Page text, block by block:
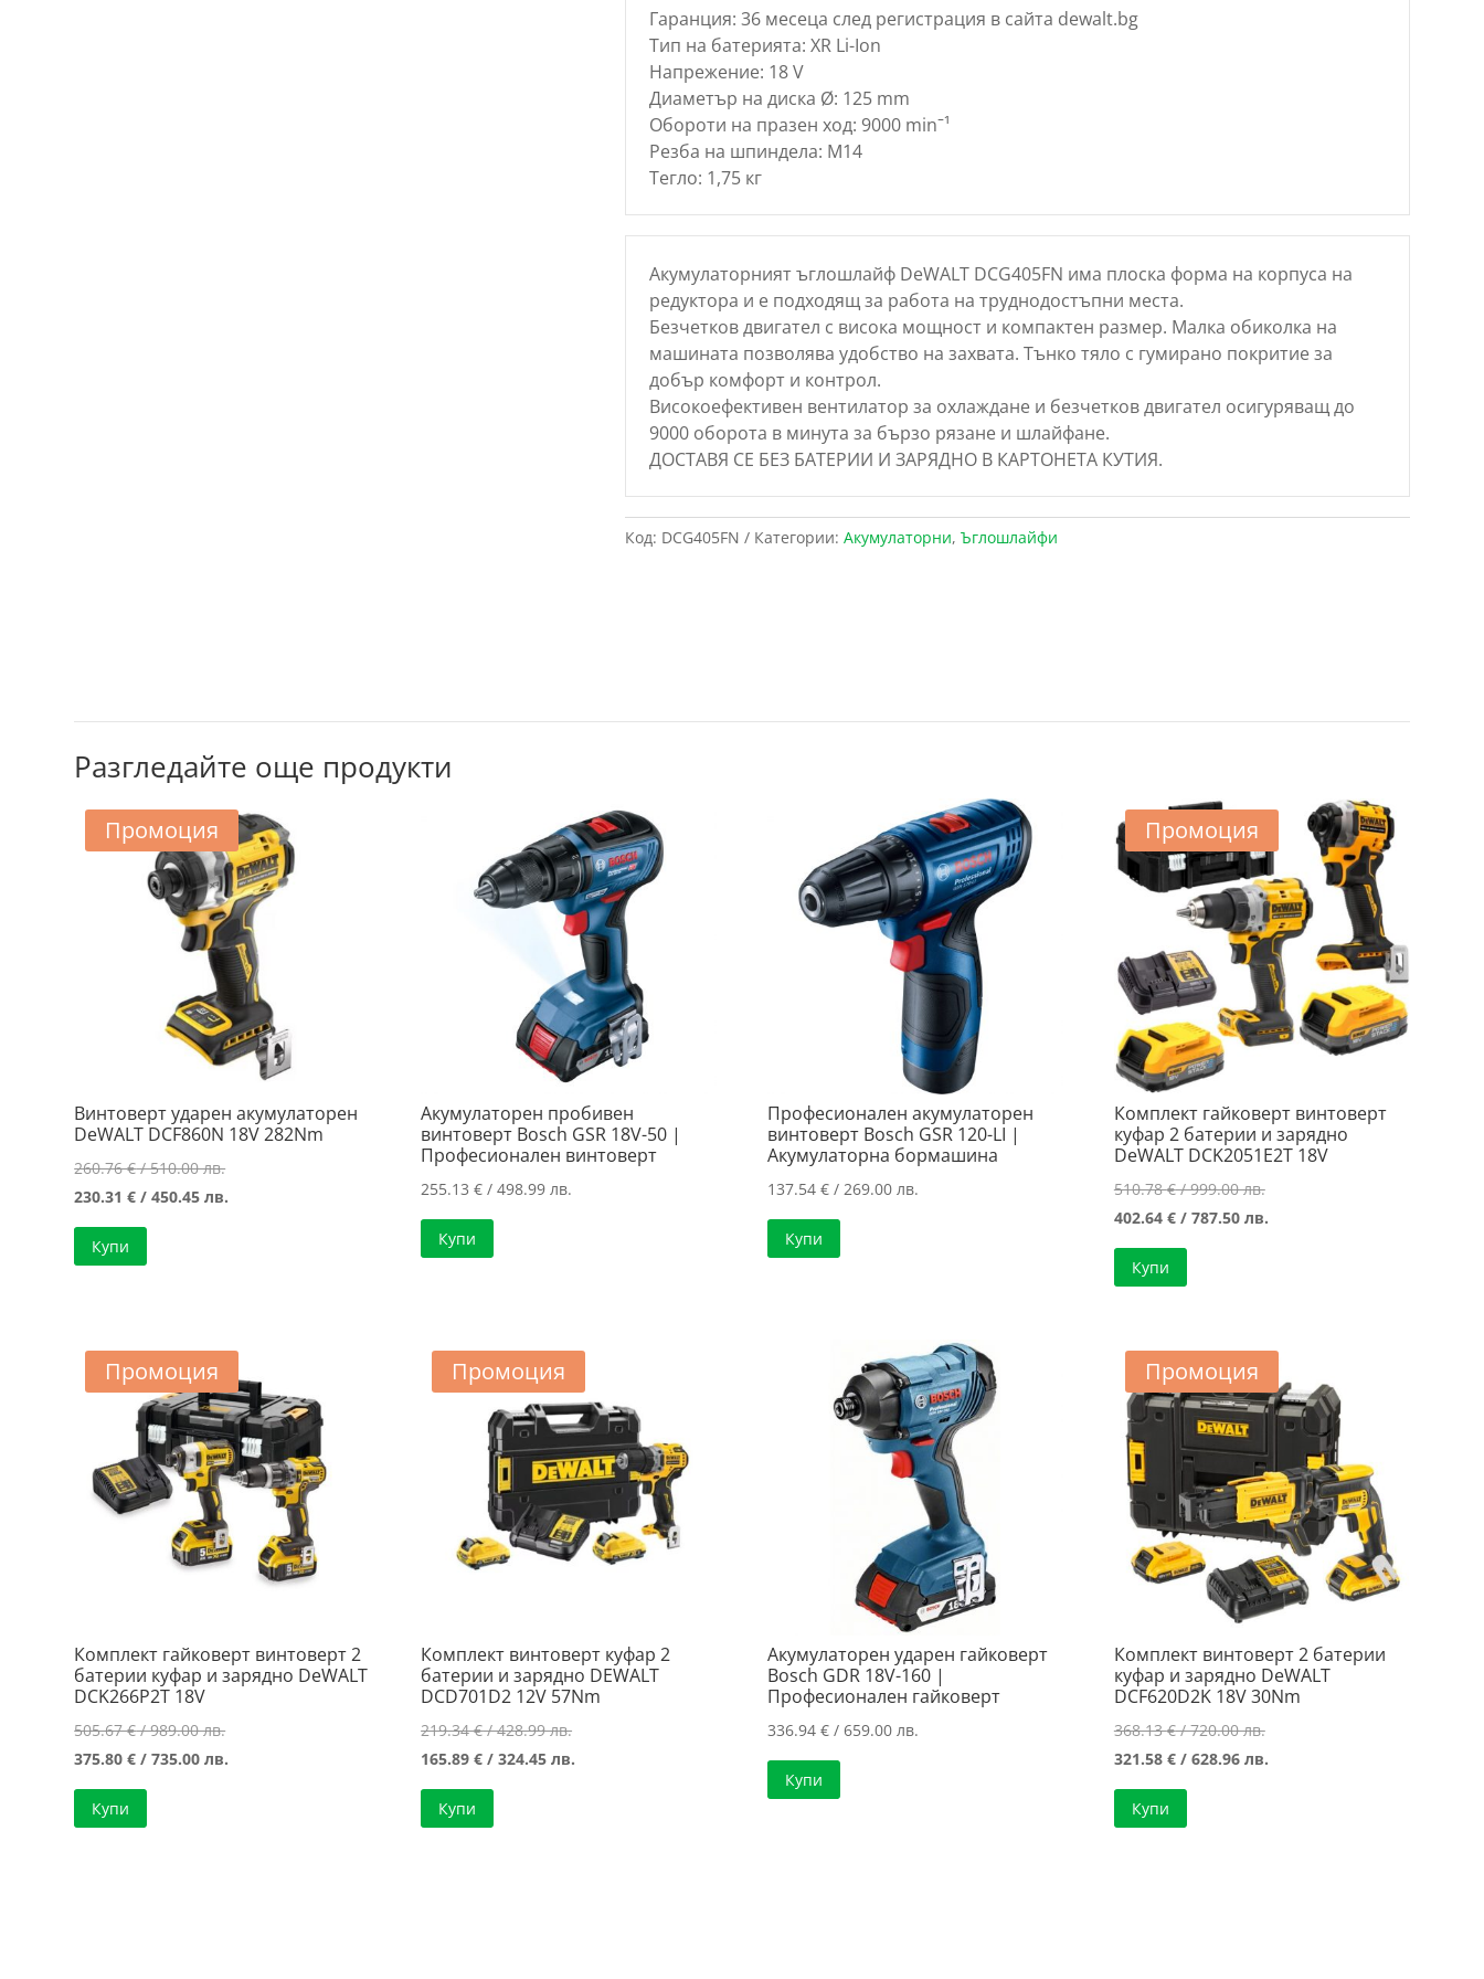
Гаранция: 36 месеца след регистрация в сайта dewalt.bg
Тип на батерията: XR Li-Ion
Напрежение: 18 V
Диаметър на диска Ø: 125 mm
Обороти на празен ход: 9000 minˉ¹
Резба на шпиндела: М14
Тегло: 1,75 кг
Акумулаторният ъглошлайф DeWALT DCG405FN има плоска форма на корпуса на
редуктора и е подходящ за работа на труднодостъпни места.
Безчетков двигател с висока мощност и компактен размер. Малка обиколка на
машината позволява удобство на захвата. Тънко тяло с гумирано покритие за
добър комфорт и контрол.
Високоефективен вентилатор за охлаждане и безчетков двигател осигуряващ до
9000 оборота в минута за бързо рязане и шлайфане.
ДОСТАВЯ СЕ БЕЗ БАТЕРИИ И ЗАРЯДНО В КАРТОНЕТА КУТИЯ.
Код: DCG405FN Категории: Акумулаторни, Ъглошлайфи
Разгледайте още продукти
Промоция
Винтоверт ударен акумулаторен
DeWALT DCF860N 18V 282Nm
260.76€/ 510.00 лв.Original
price
230.31€ / 450.45 лв.
Купи
Акумулаторен пробивен
винтоверт Bosch GSR 18V-50 |
Професионален винтоверт
255.13€ / 498.99 лв.
Купи
Професионален акумулаторен
винтоверт Bosch GSR 120-LI |
Акумулаторна бормашина
137.54 €/ 269.00 лв.
Купи
Промоция
Комплект гайковерт винтоверт
куфар 2 батерии и зарядно
DeWALT DCK2051E2T 18V
510.78€/ 999.00 лв.Original
price
402.64 €/ 787.50 лв.Текущата
787.50 лв..
Купи
Промоция
Комплект гайковерт винтоверт 2
батерии куфар и зарядно DeWALT
DCK266P2T 18V
505.67€/ 989.00 лв.Original
price
375.80€ / 735.00 лв.
Купи
Промоция
Комплект винтоверт куфар 2
батерии и зарядно DEWALT
DCD701D2 12V 57Nm
219.34€/ 428.99 лв.Original
price
165.89€ / 324.45 лв.
Купи
Акумулаторен ударен гайковерт
Bosch GDR 18V-160 |
Професионален гайковерт
336.94 €/ 659.00 лв.
Купи
Промоция
Комплект винтоверт 2 батерии
куфар и зарядно DeWALT
DCF620D2K 18V 30Nm
368.13€/ 720.00 лв.Original
price
321.58 €/ 628.96 лв.Текущата
Купи